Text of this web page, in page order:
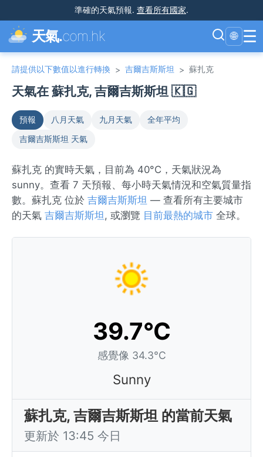
準確的天氣預報. 查看所有國家.
天氣.com.hk 🌐 ☰
請提供以下數值以進行轉換 > 吉爾吉斯斯坦 > 蘇扎克
天氣在 蘇扎克, 吉爾吉斯斯坦 🇰🇬
預報 八月天氣 九月天氣
全年平均
吉爾吉斯斯坦 天氣
蘇扎克 的實時天氣，目前為 40°C，天氣狀況為
sunny。查看 7 天預報、每小時天氣情況和空氣質量指
數。蘇扎克 位於 吉爾吉斯斯坦 — 查看所有主要城市
的天氣 吉爾吉斯斯坦, 或瀏覽 目前最熱的城市 全球。
39.7°C
感覺像 34.3°C
Sunny
蘇扎克, 吉爾吉斯斯坦 的當前天氣
更新於 13:45 今日